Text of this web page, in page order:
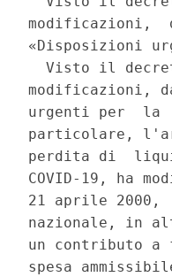
modificazioni,
«Disposizioni
Visto il
modificazioni,
urgenti per  la
particolare,
perdita di
COVID-19, ha
21 aprile
nazionale, in
un contributo a
spesa